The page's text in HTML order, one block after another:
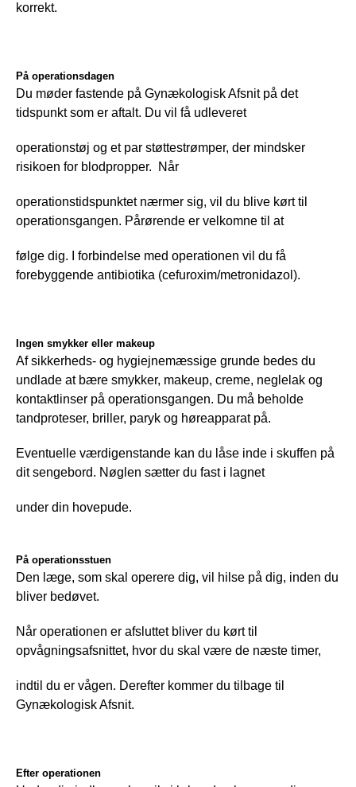
korrekt.
På operationsdagen
Du møder fastende på Gynækologisk Afsnit på det
tidspunkt som er aftalt. Du vil få udleveret
operationstøj og et par støttestrømper, der mindsker
risikoen for blodpropper.  Når
operationstidspunktet nærmer sig, vil du blive kørt til
operationsgangen. Pårørende er velkomne til at
følge dig. I forbindelse med operationen vil du få
forebyggende antibiotika (cefuroxim/metronidazol).
Ingen smykker eller makeup
Af sikkerheds- og hygiejnemæssige grunde bedes du
undlade at bære smykker, makeup, creme, neglelak og
kontaktlinser på operationsgangen. Du må beholde
tandproteser, briller, paryk og høreapparat på.
Eventuelle værdigenstande kan du låse inde i skuffen på
dit sengebord. Nøglen sætter du fast i lagnet
under din hovepude.
På operationsstuen
Den læge, som skal operere dig, vil hilse på dig, inden du
bliver bedøvet.
Når operationen er afsluttet bliver du kørt til
opvågningsafsnittet, hvor du skal være de næste timer,
indtil du er vågen. Derefter kommer du tilbage til
Gynækologisk Afsnit.
Efter operationen